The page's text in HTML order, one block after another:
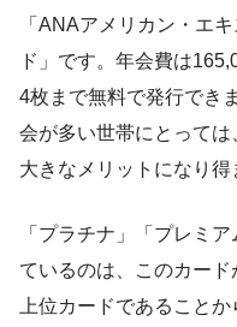
「ANAアメリカン・エ
ド」です。年会費は
4枚まで無料で発行でき
会が多い世帯にとって
大きなメリットになり得
「プラチナ」「プレミ
ているのは、このカー
上位カードであること